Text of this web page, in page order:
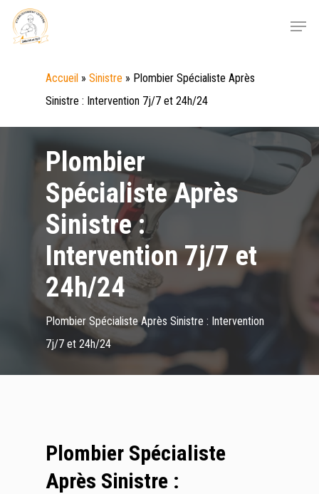
Skip
Menu
Accueil » Sinistre » Plombier Spécialiste Après
Sinistre : Intervention 7j/7 et 24h/24
Plombier
Spécialiste Après
Sinistre :
Intervention 7j/7 et
24h/24
Plombier Spécialiste Après Sinistre : Intervention
7j/7 et 24h/24
Plombier Spécialiste
Après Sinistre :